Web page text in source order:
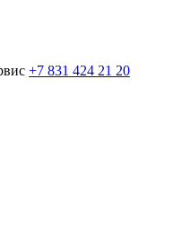
+7 831 424 21 20